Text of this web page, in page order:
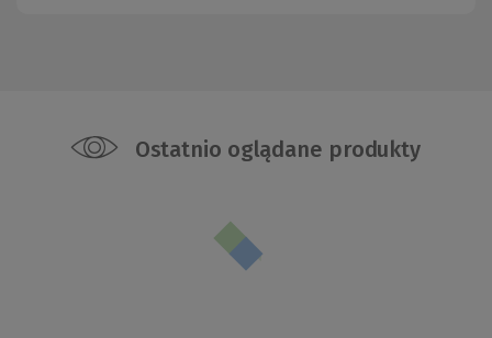
Ostatnio oglądane produkty